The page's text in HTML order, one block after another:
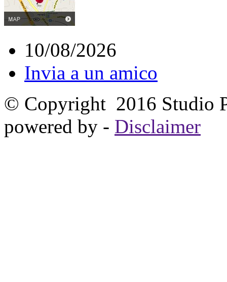
10/08/2026
Invia a un amico
© Copyright 2016 Studio
powered by - Disclaimer